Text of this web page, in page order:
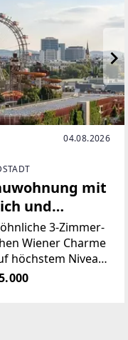
04.08.2026
mit
und
3-Zimmer-
Wiener Charme
höchstem Niveau
sein.Die
ein